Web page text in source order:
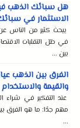
هل سبائك الذهب
الاستثمار في
يبحث كثير من الناس
في ظل التقلبات
بين ...
والقيمة والاستخدام
عند التفكير في شراء
...